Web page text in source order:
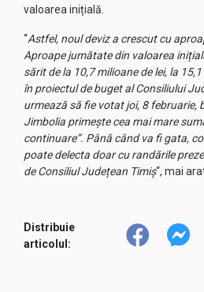
valoarea inițială.
“Astfel, noul deviz a crescut cu
Aproape jumătate din valoarea
sărit de la 10,7 milioane de lei, la
în proiectul de buget al Consiliului
urmează să fie votat joi, 8 februarie,
Jimbolia primește cea mai mare
continuare”. Până când va fi gata,
poate delecta doar cu randările
de Consiliul Județean Timiș“, mai
Distribuie
articolul: